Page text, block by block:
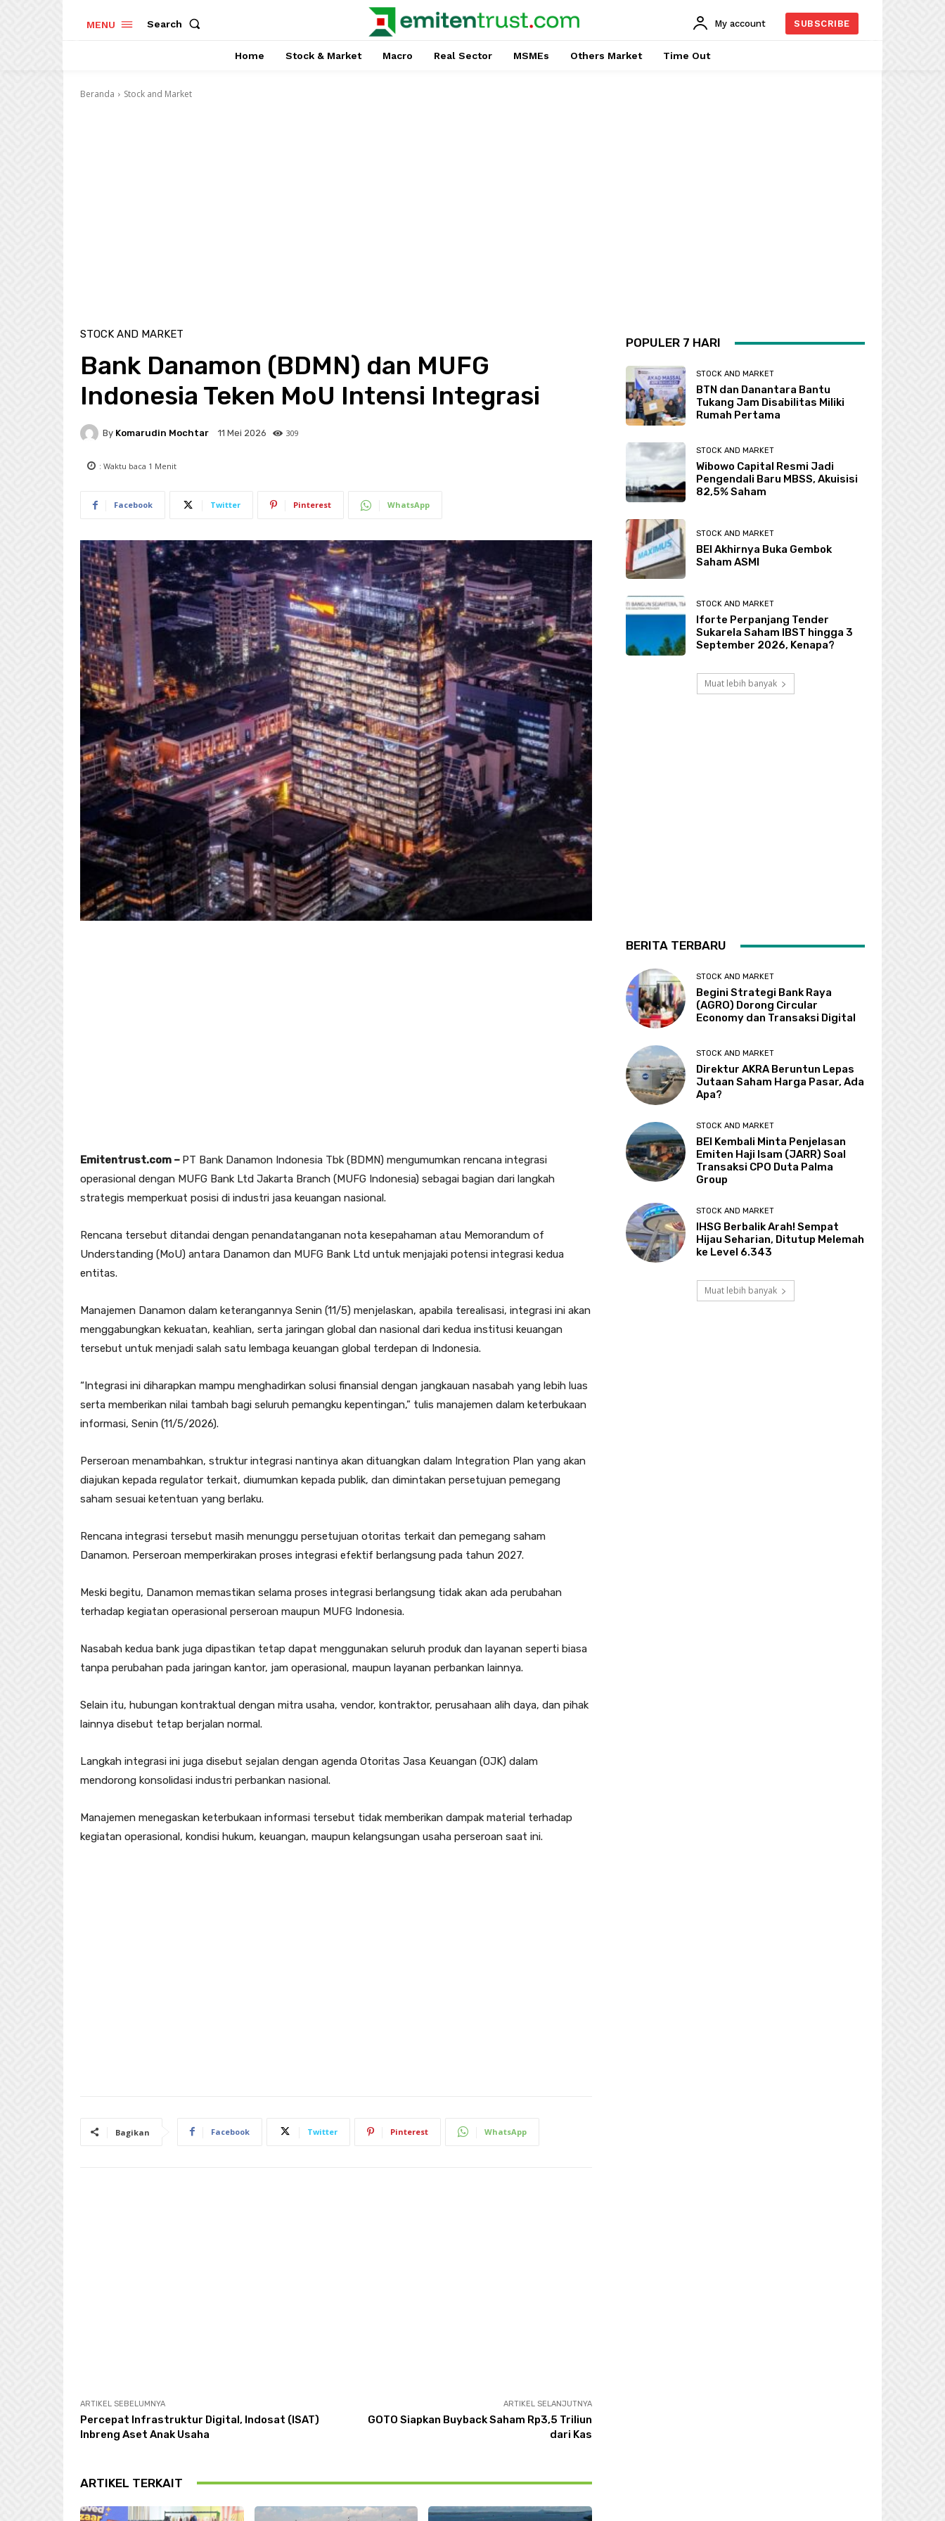
MENU Search My account SUBSCRIBE
Home Stock & Market Macro Real Sector MSMEs Others Market Time Out
Beranda Stock and Market
STOCK AND MARKET
Bank Danamon (BDMN) dan MUFG
Indonesia Teken MoU Intensi Integrasi
By Komarudin Mochtar 11 Mei 2026 309
: Waktu baca 1 Menit
Facebook Twitter Pinterest WhatsApp
Emitentrust.com – PT Bank Danamon Indonesia Tbk (BDMN) mengumumkan rencana integrasi
operasional dengan MUFG Bank Ltd Jakarta Branch (MUFG Indonesia) sebagai bagian dari langkah
strategis memperkuat posisi di industri jasa keuangan nasional.
Rencana tersebut ditandai dengan penandatanganan nota kesepahaman atau Memorandum of
Understanding (MoU) antara Danamon dan MUFG Bank Ltd untuk menjajaki potensi integrasi kedua
entitas.
Manajemen Danamon dalam keterangannya Senin (11/5) menjelaskan, apabila terealisasi, integrasi ini akan
menggabungkan kekuatan, keahlian, serta jaringan global dan nasional dari kedua institusi keuangan
tersebut untuk menjadi salah satu lembaga keuangan global terdepan di Indonesia.
“Integrasi ini diharapkan mampu menghadirkan solusi finansial dengan jangkauan nasabah yang lebih luas
serta memberikan nilai tambah bagi seluruh pemangku kepentingan,” tulis manajemen dalam keterbukaan
informasi, Senin (11/5/2026).
Perseroan menambahkan, struktur integrasi nantinya akan dituangkan dalam Integration Plan yang akan
diajukan kepada regulator terkait, diumumkan kepada publik, dan dimintakan persetujuan pemegang
saham sesuai ketentuan yang berlaku.
Rencana integrasi tersebut masih menunggu persetujuan otoritas terkait dan pemegang saham
Danamon. Perseroan memperkirakan proses integrasi efektif berlangsung pada tahun 2027.
Meski begitu, Danamon memastikan selama proses integrasi berlangsung tidak akan ada perubahan
terhadap kegiatan operasional perseroan maupun MUFG Indonesia.
Nasabah kedua bank juga dipastikan tetap dapat menggunakan seluruh produk dan layanan seperti biasa
tanpa perubahan pada jaringan kantor, jam operasional, maupun layanan perbankan lainnya.
Selain itu, hubungan kontraktual dengan mitra usaha, vendor, kontraktor, perusahaan alih daya, dan pihak
lainnya disebut tetap berjalan normal.
Langkah integrasi ini juga disebut sejalan dengan agenda Otoritas Jasa Keuangan (OJK) dalam
mendorong konsolidasi industri perbankan nasional.
Manajemen menegaskan keterbukaan informasi tersebut tidak memberikan dampak material terhadap
kegiatan operasional, kondisi hukum, keuangan, maupun kelangsungan usaha perseroan saat ini.
Bagikan Facebook Twitter Pinterest WhatsApp
ARTIKEL SEBELUMNYA
Percepat Infrastruktur Digital, Indosat (ISAT)
Inbreng Aset Anak Usaha
ARTIKEL SELANJUTNYA
GOTO Siapkan Buyback Saham Rp3,5 Triliun
dari Kas
ARTIKEL TERKAIT
POPULER 7 HARI
STOCK AND MARKET
BTN dan Danantara Bantu
Tukang Jam Disabilitas Miliki
Rumah Pertama
STOCK AND MARKET
Wibowo Capital Resmi Jadi
Pengendali Baru MBSS, Akuisisi
82,5% Saham
STOCK AND MARKET
BEI Akhirnya Buka Gembok
Saham ASMI
STOCK AND MARKET
Iforte Perpanjang Tender
Sukarela Saham IBST hingga 3
September 2026, Kenapa?
Muat lebih banyak
BERITA TERBARU
STOCK AND MARKET
Begini Strategi Bank Raya
(AGRO) Dorong Circular
Economy dan Transaksi Digital
STOCK AND MARKET
Direktur AKRA Beruntun Lepas
Jutaan Saham Harga Pasar, Ada
Apa?
STOCK AND MARKET
BEI Kembali Minta Penjelasan
Emiten Haji Isam (JARR) Soal
Transaksi CPO Duta Palma
Group
STOCK AND MARKET
IHSG Berbalik Arah! Sempat
Hijau Seharian, Ditutup Melemah
ke Level 6.343
Muat lebih banyak